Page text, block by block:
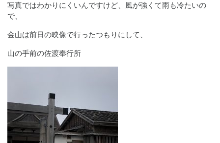
写真ではわかりにくいんですけど、風が強くて雨も冷たいの
で、
金山は前日の映像で行ったつもりにして、
山の手前の佐渡奉行所